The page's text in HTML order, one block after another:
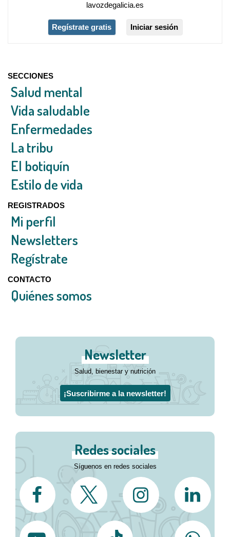
lavozdegalicia.es
Regístrate gratis Iniciar sesión
SECCIONES
Salud mental
Vida saludable
Enfermedades
La tribu
El botiquín
Estilo de vida
REGISTRADOS
Mi perfil
Newsletters
Regístrate
CONTACTO
Quiénes somos
Newsletter
Salud, bienestar y nutrición
¡Suscribirme a la newsletter!
Redes sociales
Síguenos en redes sociales